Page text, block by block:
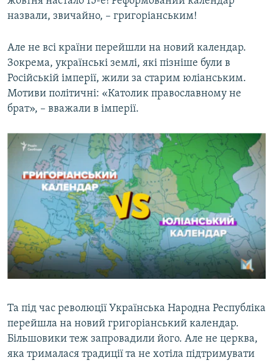
назвали, звичайно, – григоріанським!
Але не всі країни перейшли на новий календар.
Зокрема, українські землі, які пізніше були в
Російській імперії, жили за старим юліанським.
Мотиви політичні: «Католик православному не
брат», – вважали в імперії.
Та під час революції Українська Народна Республіка
перейшла на новий григоріанський календар.
Більшовики теж запровадили його. Але не церква,
яка трималася традиції та не хотіла підтримувати